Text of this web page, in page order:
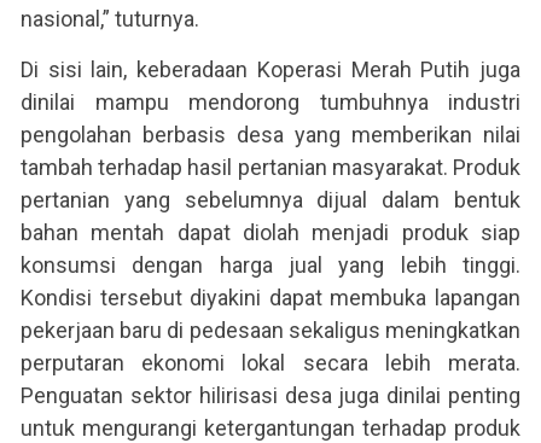
nasional,” tuturnya.
Di sisi lain, keberadaan Koperasi Merah Putih juga
dinilai mampu mendorong tumbuhnya industri
pengolahan berbasis desa yang memberikan nilai
tambah terhadap hasil pertanian masyarakat. Produk
pertanian yang sebelumnya dijual dalam bentuk
bahan mentah dapat diolah menjadi produk siap
konsumsi dengan harga jual yang lebih tinggi.
Kondisi tersebut diyakini dapat membuka lapangan
pekerjaan baru di pedesaan sekaligus meningkatkan
perputaran ekonomi lokal secara lebih merata.
Penguatan sektor hilirisasi desa juga dinilai penting
untuk mengurangi ketergantungan terhadap produk